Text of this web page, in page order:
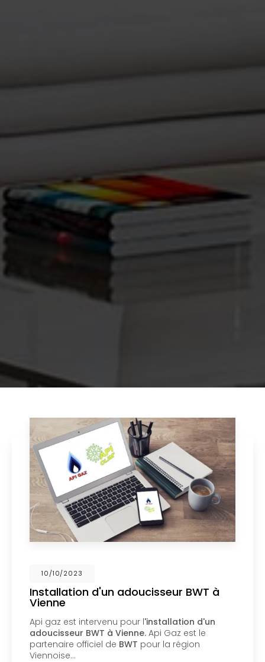
02/10/2023
Nouveau support de communication
web
Api Gaz à Viennevous présente son nouveau
support de communication web réalisé par la
sociétéBIIM COM . Vous souhaitant une
agréable visite, si vous avez besoin…